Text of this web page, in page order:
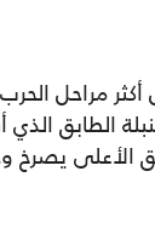
أكثر مراحل
قنبلة الطابق
يصرخ